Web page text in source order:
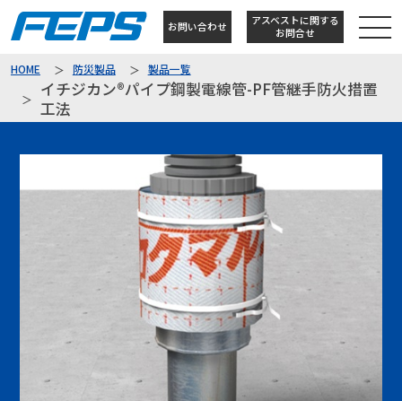
お問い合わせ
アスベストに関する
お問合せ
HOME 防災製品 製品一覧
イチジカン®パイプ鋼製電線管-PF管継手防火措置
工法